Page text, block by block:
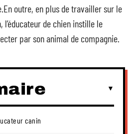
outre, en plus de travailler sur le
de chien instille le
par son animal de compagnie.
canin